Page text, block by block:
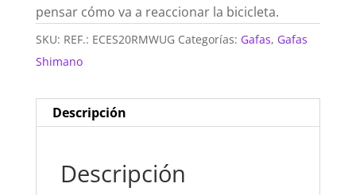
pensar cómo va a reaccionar la bicicleta.
SKU: REF.: ECES20RMWUG Categorías: Gafas, Gafas
Shimano
Descripción
Descripción